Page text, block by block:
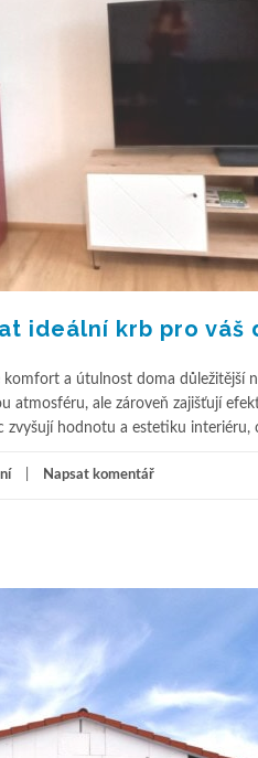
ideální krb pro váš
a útulnost doma důležitější
atmosféru, ale zároveň zajišťují
zvyšují hodnotu a estetiku interiéru,
Napsat komentář